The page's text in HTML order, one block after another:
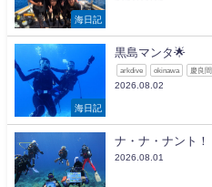
海日記
海日記
黒島マンタ🌟
arkdive okinawa 慶良間
2026.08.02
ナ・ナ・ナント！
2026.08.01